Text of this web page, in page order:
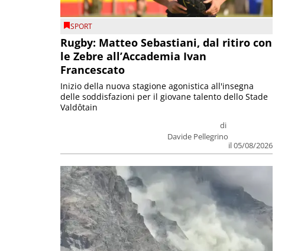
SPORT
Rugby: Matteo Sebastiani, dal ritiro con
le Zebre all’Accademia Ivan
Francescato
di
Davide Pellegrino
il 05/08/2026
Inizio della nuova stagione agonistica all'insegna
delle soddisfazioni per il giovane talento dello Stade
Valdôtain